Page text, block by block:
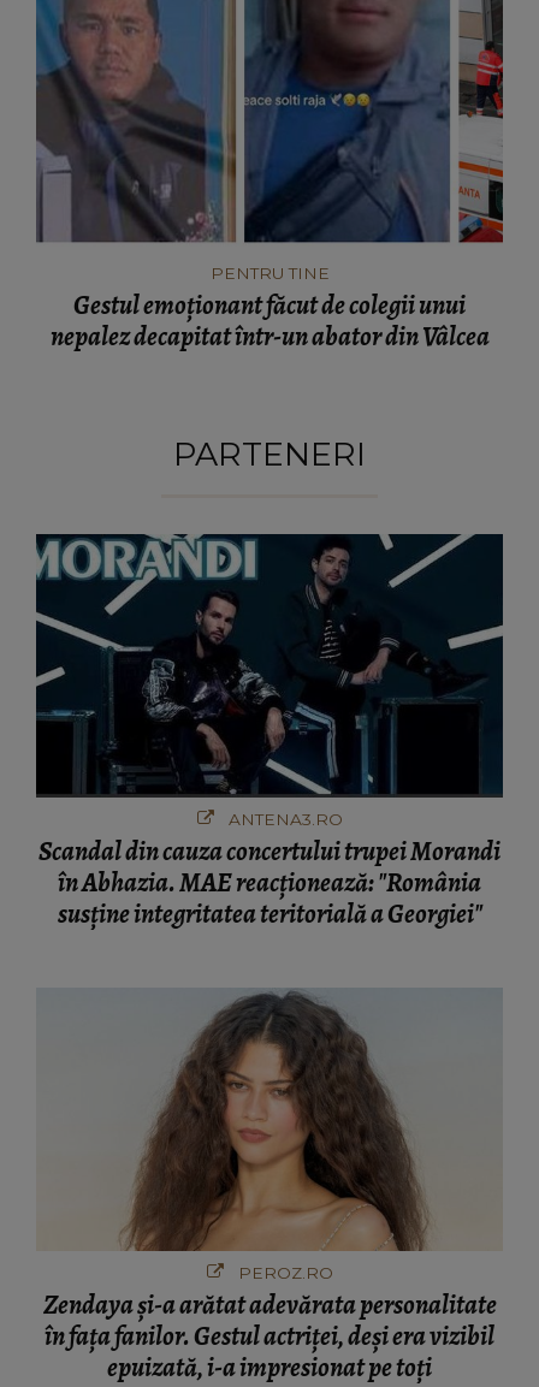
PENTRU TINE
Gestul emoționant făcut de colegii unui
nepalez decapitat într-un abator din Vâlcea
PARTENERI
ANTENA3.RO
Scandal din cauza concertului trupei Morandi
în Abhazia. MAE reacționează: "România
susține integritatea teritorială a Georgiei"
PEROZ.RO
Zendaya și-a arătat adevărata personalitate
în fața fanilor. Gestul actriței, deși era vizibil
epuizată, i-a impresionat pe toți